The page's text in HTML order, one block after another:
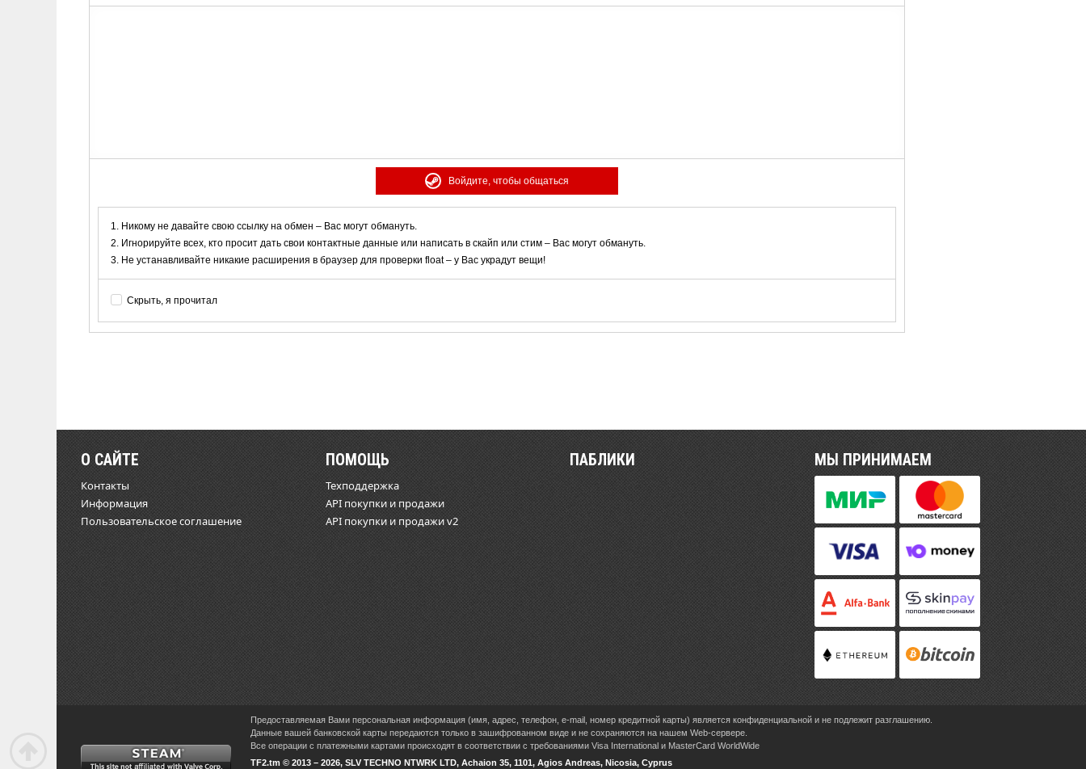
Войдите, чтобы общаться
Никому не давайте свою ссылку на обмен – Вас могут обмануть.
Игнорируйте всех, кто просит дать свои контактные данные или написать в скайп или стим – Вас могут обмануть.
Не устанавливайте никакие расширения в браузер для проверки float – у Вас украдут вещи!
Скрыть, я прочитал
О САЙТЕ
Контакты
Информация
Пользовательское соглашение
ПОМОЩЬ
Техподдержка
API покупки и продажи
API покупки и продажи v2
ПАБЛИКИ МЫ ПРИНИМАЕМ
Предоставляемая Вами персональная информация (имя, адрес, телефон, e-mail, номер кредитной карты) является конфиденциальной и не подлежит разглашению.
Данные вашей банковской карты передаются только в зашифрованном виде и не сохраняются на нашем Web-сервере.
Все операции с платежными картами происходят в соответствии с требованиями Visa International и MasterCard WorldWide
TF2.tm © 2013 – 2026, SLV TECHNO NTWRK LTD, Achaion 35, 1101, Agios Andreas, Nicosia, Cyprus